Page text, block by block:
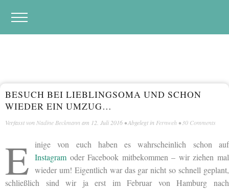
BESUCH BEI LIEBLINGSOMA UND SCHON
WIEDER EIN UMZUG…
Verfasst von Nadine Beckmann am 12. Juli 2016 • Abgelegt in Fernweh • 30 Comments
E
inige von euch haben es wahrscheinlich schon auf
Instagram oder Facebook mitbekommen – wir ziehen mal
wieder um! Eigentlich war das gar nicht so schnell geplant,
schließlich sind wir ja erst im Februar von Hamburg nach